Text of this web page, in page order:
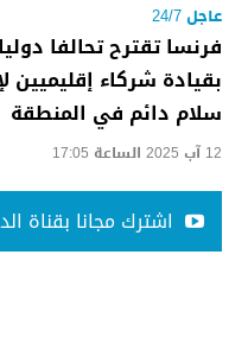
عاجل 24/7
فرنسا تقترح تحالفا
بقيادة شركاء إقليميين
سلام دائم في المنطقة
12 آب 2025 الساعة 17:05
اشترك مجانا بقناة